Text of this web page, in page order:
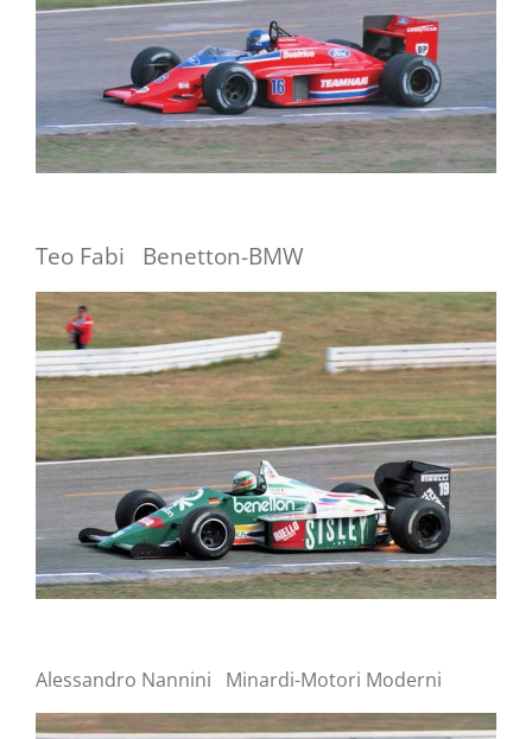
Teo Fabi Benetton-BMW
Alessandro Nannini Minardi-Motori Moderni